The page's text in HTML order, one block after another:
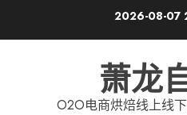
2026-08-07
萧龙
O2O电商烘焙线上线